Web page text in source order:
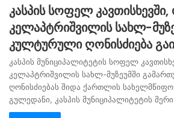
კასპის სოფელ
კელაპტრიშვილის სახლ-
კულტურული ღონისძიება
კასპის მუნიციპალიტეტის სოფელ
კელაპტრიშვილის სახლ-მუზეუმში
ღონისძიებას შიდა ქართლის
გულედანი, კასპის მუნიციპალიტეტის